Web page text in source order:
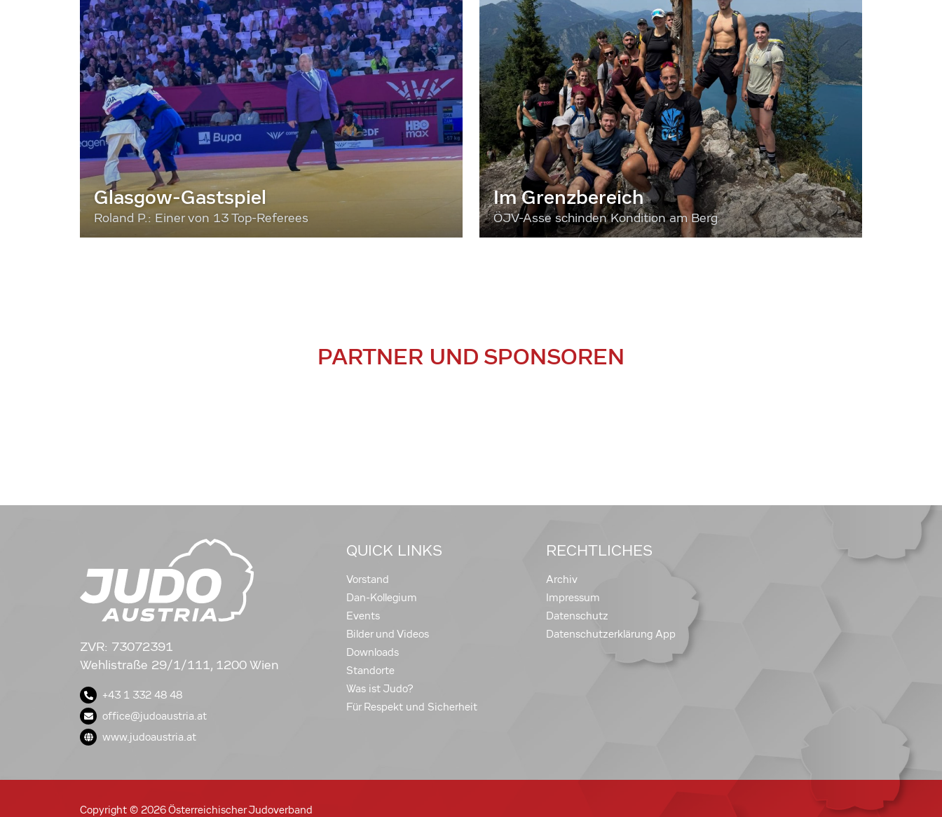
Glasgow-Gastspiel
Roland P.: Einer von 13 Top-Referees
Im Grenzbereich
ÖJV-Asse schinden Kondition am Berg
PARTNER UND SPONSOREN
ZVR: 73072391
Wehlistraße 29/1/111, 1200 Wien
+43 1 332 48 48
office@judoaustria.at
www.judoaustria.at
QUICK LINKS
Vorstand
Dan-Kollegium
Events
Bilder und Videos
Downloads
Standorte
Was ist Judo?
Für Respekt und Sicherheit
RECHTLICHES
Archiv
Impressum
Datenschutz
Datenschutzerklärung App
Copyright © 2026 Österreichischer Judoverband